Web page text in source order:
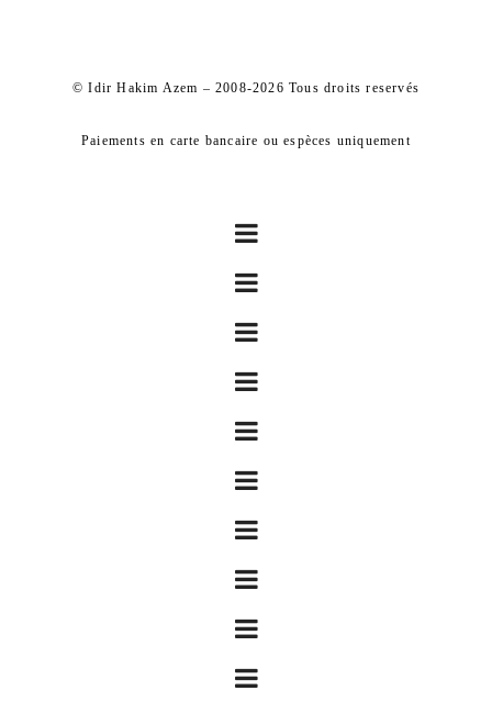
© Idir Hakim Azem – 2008-2026 Tous droits reservés
Paiements en carte bancaire ou espèces uniquement